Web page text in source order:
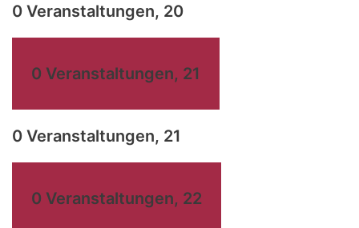
0 Veranstaltungen, 20
0 Veranstaltungen, 21
0 Veranstaltungen, 21
0 Veranstaltungen, 22